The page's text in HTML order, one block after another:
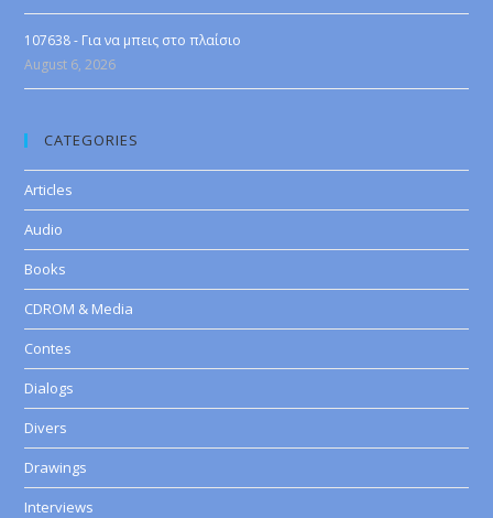
107638 - Για να μπεις στο πλαίσιο
August 6, 2026
CATEGORIES
Articles
Audio
Books
CDROM & Media
Contes
Dialogs
Divers
Drawings
Interviews